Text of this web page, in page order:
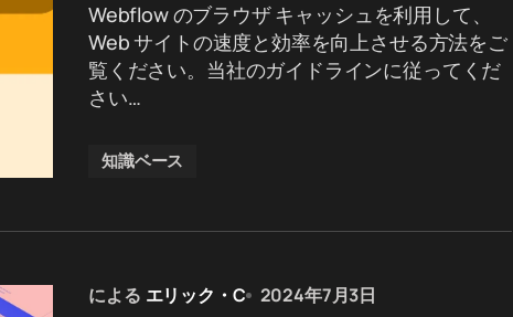
Webflow のブラウザ キャッシュを利用して、
Web サイトの速度と効率を向上させる方法をご
覧ください。当社のガイドラインに従ってくだ
さい…
知識ベース
による エリック・C 2024年7月3日